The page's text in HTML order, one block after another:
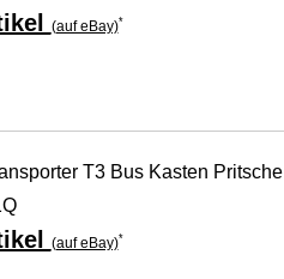
(auf eBay)*
T3 Bus Kasten Pritsche
(auf eBay)*